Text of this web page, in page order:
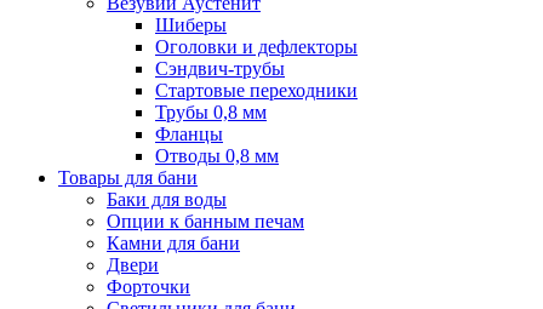
Шиберы
Оголовки и дефлекторы
Сэндвич-трубы
Стартовые переходники
Трубы 0,8 мм
Фланцы
Отводы 0,8 мм
Товары для бани
Баки для воды
Опции к банным печам
Камни для бани
Двери
Форточки